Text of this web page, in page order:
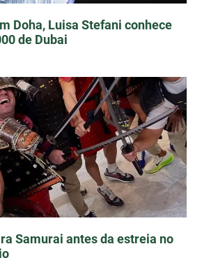
Doha, Luisa Stefani conhece
de Dubai
Samurai antes da estreia no